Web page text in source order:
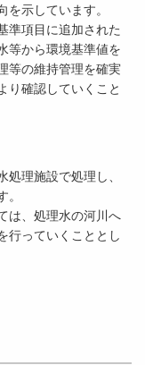
を示しています。
準項目に追加された
等から環境基準値を
等の維持管理を確実
り確認していくこと
理施設で処理し、
は、処理水の河川へ
行っていくこととし